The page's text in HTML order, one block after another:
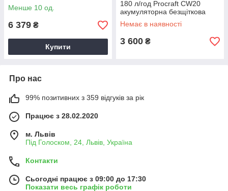
Менше 10 од.
6 379 ₴
Купити
180 л/год Procraft CW20
акумуляторна безщіткова
(без АКБ та ЗП)
Немає в наявності
3 600 ₴
Про нас
99% позитивних з 359 відгуків за рік
Працює з 28.02.2020
м. Львів
Під Голоском, 24, Львів, Україна
Контакти
Сьогодні працює з 09:00 до 17:30
Показати весь графік роботи